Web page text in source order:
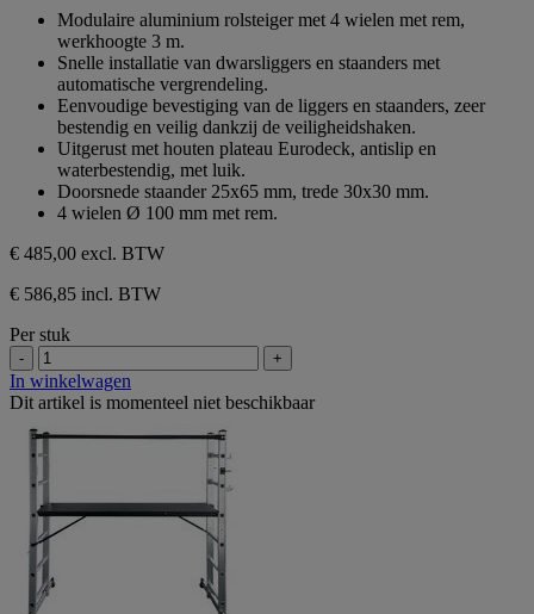
sterren.
Modulaire aluminium rolsteiger met 4 wielen met rem,
werkhoogte 3 m.
Snelle installatie van dwarsliggers en staanders met
automatische vergrendeling.
Eenvoudige bevestiging van de liggers en staanders, zeer
bestendig en veilig dankzij de veiligheidshaken.
Uitgerust met houten plateau Eurodeck, antislip en
waterbestendig, met luik.
Doorsnede staander 25x65 mm, trede 30x30 mm.
4 wielen Ø 100 mm met rem.
€ 485,00 excl. BTW
€ 586,85 incl. BTW
Per stuk
- +
In winkelwagen
Dit artikel is momenteel niet beschikbaar